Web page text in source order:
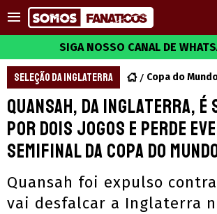
SIGA NOSSO CANAL DE
SELEÇÃO DA INGLATERRA Copa do
Quansah, da Inglaterra, é
por dois jogos e perde
semifinal da Copa do
Quansah foi expulso
vai desfalcar a Inglaterra